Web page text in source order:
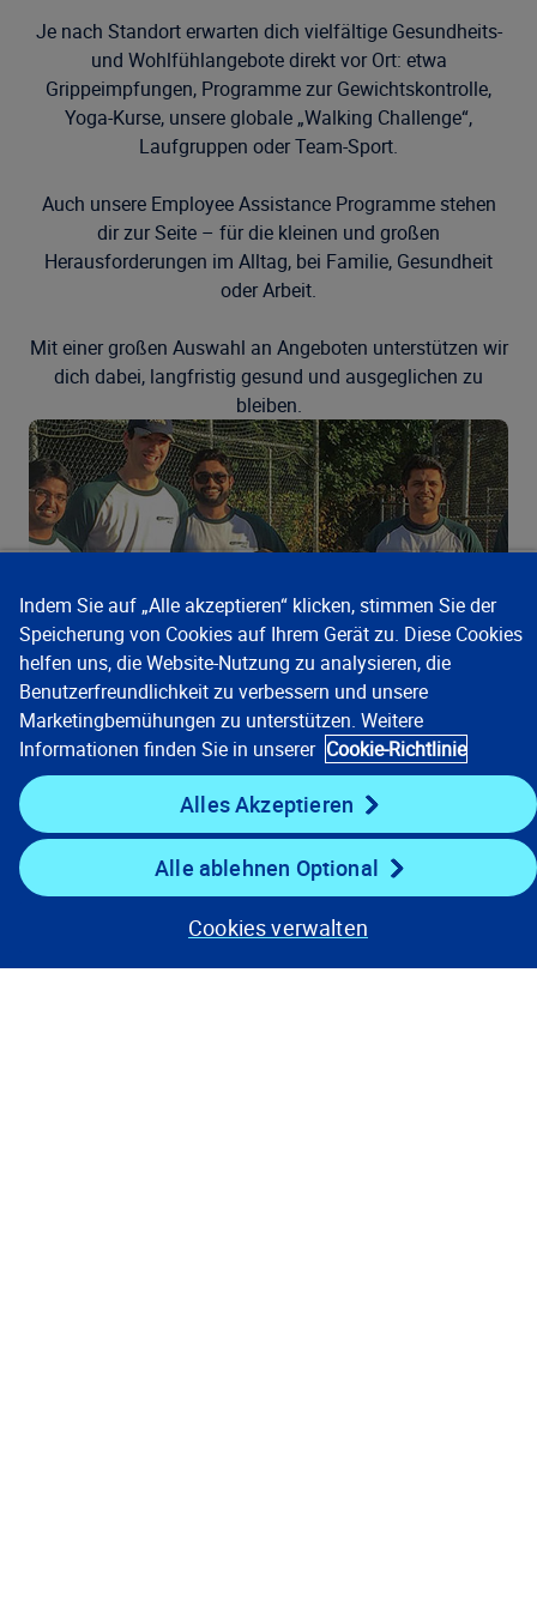
Je nach Standort erwarten dich vielfältige Gesundheits-
und Wohlfühlangebote direkt vor Ort: etwa
Grippeimpfungen, Programme zur Gewichtskontrolle,
Yoga-Kurse, unsere globale „Walking Challenge“,
Laufgruppen oder Team-Sport.
Auch unsere Employee Assistance Programme stehen
dir zur Seite – für die kleinen und großen
Herausforderungen im Alltag, bei Familie, Gesundheit
oder Arbeit.
Mit einer großen Auswahl an Angeboten unterstützen wir
dich dabei, langfristig gesund und ausgeglichen zu
bleiben.
Unsere Lösungen
Unternehmen
Indem Sie auf „Alle akzeptieren“ klicken, stimmen Sie der
Speicherung von Cookies auf Ihrem Gerät zu. Diese Cookies
helfen uns, die Website-Nutzung zu analysieren, die
Benutzerfreundlichkeit zu verbessern und unsere
Marketingbemühungen zu unterstützen. Weitere
Informationen finden Sie in unserer Cookie-Richtlinie
Alles Akzeptieren
Alle ablehnen Optional
Cookies verwalten